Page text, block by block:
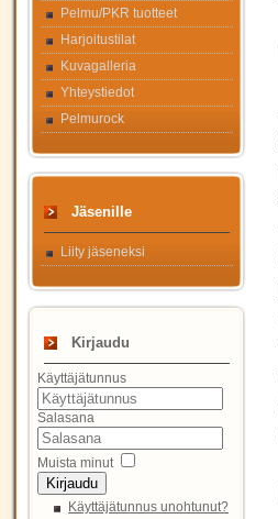
Pelmu/PKR tuotteet
Harjoitustilat
Kuvagalleria
Yhteystiedot
Pelmurock
Jäsenille
Liity jäseneksi
Kirjaudu
Käyttäjätunnus
Salasana
Muista minut
Kirjaudu
Käyttäjätunnus unohtunut?